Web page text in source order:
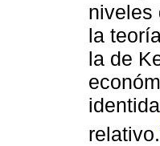
niveles
la
la de
relativo.